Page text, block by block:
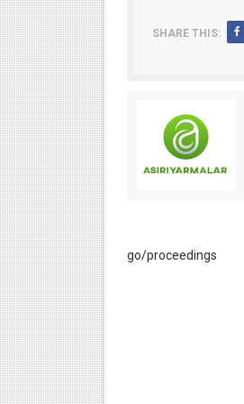
SHARE THIS:
go/proceedings